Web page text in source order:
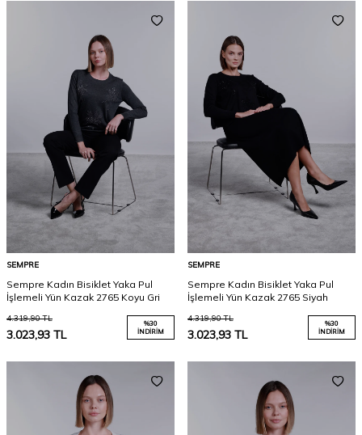
SEMPRE
Sempre Kadın Bisiklet Yaka Pul
İşlemeli Yün Kazak 2765 Koyu Gri
4.319,90TL
3.023,93 TL
%30
İNDIRIM
SEMPRE
Sempre Kadın Bisiklet Yaka Pul
İşlemeli Yün Kazak 2765 Siyah
4.319,90TL
3.023,93 TL
%30
İNDIRIM